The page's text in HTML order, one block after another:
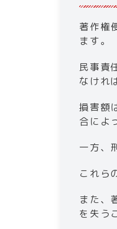
著作権
ます。
民事責
なけれ
損害額
合によ
一方、
これら
また、
を失う